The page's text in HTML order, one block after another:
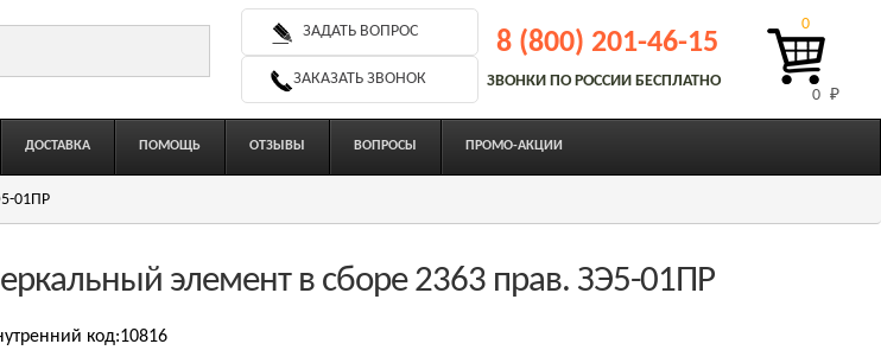
ЗАДАТЬ ВОПРОС
ЗАКАЗАТЬ ЗВОНОК
8 (800) 201-46-15
ЗВОНКИ ПО РОССИИ БЕСПЛАТНО
0 ₽
0
ДОСТАВКА ПОМОЩЬ ОТЗЫВЫ ВОПРОСЫ ПРОМО-АКЦИИ
01ПР
элемент в сборе 2363 прав. ЗЭ5-01ПР
код:10816